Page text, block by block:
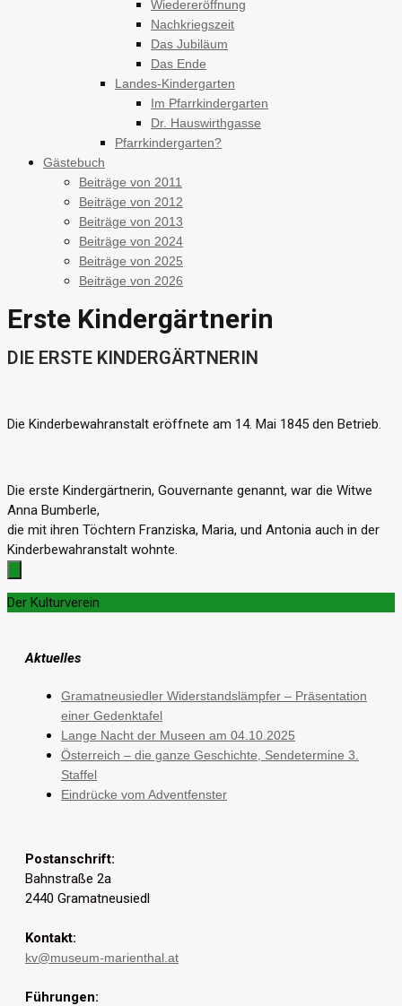
Wiedereröffnung
Nachkriegszeit
Das Jubiläum
Das Ende
Landes-Kindergarten
Im Pfarrkindergarten
Dr. Hauswirthgasse
Pfarrkindergarten?
Gästebuch
Beiträge von 2011
Beiträge von 2012
Beiträge von 2013
Beiträge von 2024
Beiträge von 2025
Beiträge von 2026
Erste Kindergärtnerin
DIE ERSTE KINDERGÄRTNERIN
Die Kinderbewahranstalt eröffnete am 14. Mai 1845 den Betrieb.
Die erste Kindergärtnerin, Gouvernante genannt, war die Witwe
Anna Bumberle,
die mit ihren Töchtern Franziska, Maria, und Antonia auch in der
Kinderbewahranstalt wohnte.
Der Kulturverein
Aktuelles
Gramatneusiedler Widerstandslämpfer – Präsentation
einer Gedenktafel
Lange Nacht der Museen am 04.10.2025
Österreich – die ganze Geschichte, Sendetermine 3.
Staffel
Eindrücke vom Adventfenster
Postanschrift:
Bahnstraße 2a
2440 Gramatneusiedl
Kontakt:
kv@museum-marienthal.at
Führungen: